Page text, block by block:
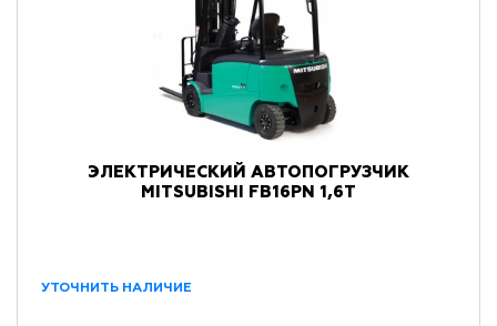
ЭЛЕКТРИЧЕСКИЙ АВТОПОГРУЗЧИК
MITSUBISHI FB16PN 1,6Т
УТОЧНИТЬ НАЛИЧИЕ